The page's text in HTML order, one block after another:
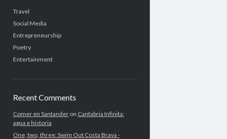
Travel
Social Media
Entrepreneurship
Poetry
Entertainment
Recent Comments
Comer en Santanderon Cantabria Infinita:
agua e historia
One, two, three: Swim Out Costa Brava -